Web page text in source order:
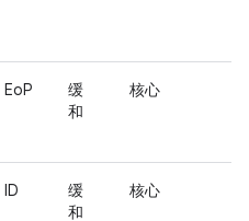
EoP
缓
和
核心
ID
缓
和
核心